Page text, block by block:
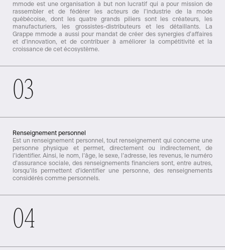
mmode est une organisation à but non lucratif qui a pour mission de
rassembler et de fédérer les acteurs de l’industrie de la mode
québécoise, dont les quatre grands piliers sont les créateurs, les
manufacturiers, les grossistes-distributeurs et les détaillants. La
Grappe mmode a aussi pour mandat de créer des synergies d’affaires
et d’innovation, et de contribuer à améliorer la compétitivité et la
croissance de cet écosystème.
03
Renseignement personnel
Est un renseignement personnel, tout renseignement qui concerne une
personne physique et permet, directement ou indirectement, de
l’identifier. Ainsi, le nom, l’âge, le sexe, l’adresse, les revenus, le numéro
d’assurance sociale, des renseignements financiers sont, entre autres,
lorsqu’ils permettent d’identifier une personne, des renseignements
considérés comme personnels.
04